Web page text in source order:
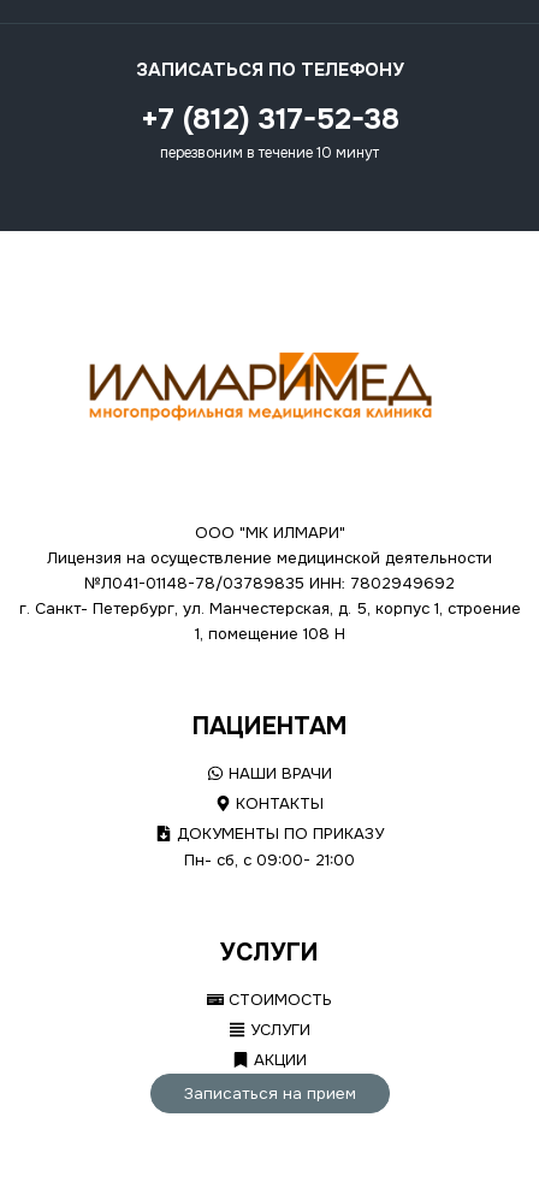
ЗАПИСАТЬСЯ ПО ТЕЛЕФОНУ
+7 (812) 317-52-38
перезвоним в течение 10 минут
ООО "МК ИЛМАРИ"
Лицензия на осуществление медицинской деятельности
№Л041-01148-78/03789835 ИНН: 7802949692
г. Санкт- Петербург, ул. Манчестерская, д. 5, корпус 1, строение
1, помещение 108 Н
ПАЦИЕНТАМ
НАШИ ВРАЧИ
КОНТАКТЫ
ДОКУМЕНТЫ ПО ПРИКАЗУ
Пн- сб, с 09:00- 21:00
УСЛУГИ
СТОИМОСТЬ
УСЛУГИ
АКЦИИ
Записаться на прием